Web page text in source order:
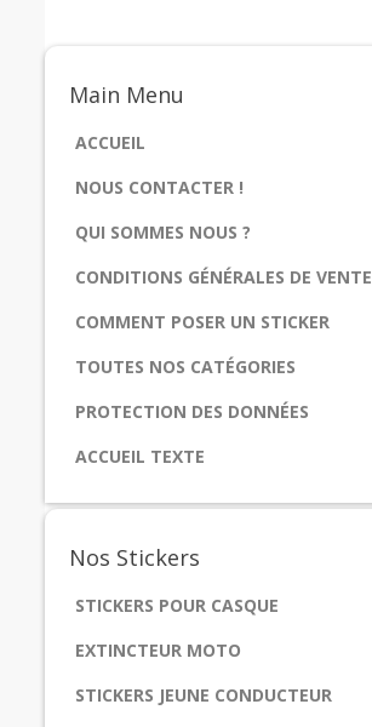
Main Menu
ACCUEIL
NOUS CONTACTER !
QUI SOMMES NOUS ?
CONDITIONS GÉNÉRALES DE VENTE
COMMENT POSER UN STICKER
TOUTES NOS CATÉGORIES
PROTECTION DES DONNÉES
ACCUEIL TEXTE
Nos Stickers
STICKERS POUR CASQUE
EXTINCTEUR MOTO
STICKERS JEUNE CONDUCTEUR